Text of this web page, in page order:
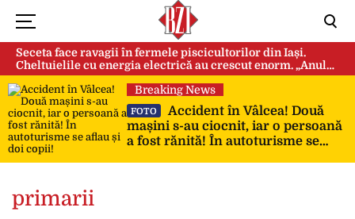
Seceta face ravagii în fermele piscicultorilor din Iași.
Cheltuielile cu energia electrică au crescut enorm. „Anul
acesta e mai grav din cauza temperaturilor foarte mari”
Breaking News
FOTO
Accident în Vâlcea! Două
mașini s-au ciocnit, iar o persoană
a fost rănită! În autoturisme se
primarii